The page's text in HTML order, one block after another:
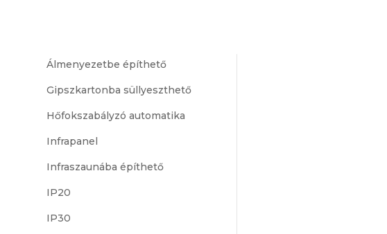
Álmenyezetbe építhető
Gipszkartonba süllyeszthető
Hőfokszabályzó automatika
Infrapanel
Infraszaunába építhető
IP20
IP30